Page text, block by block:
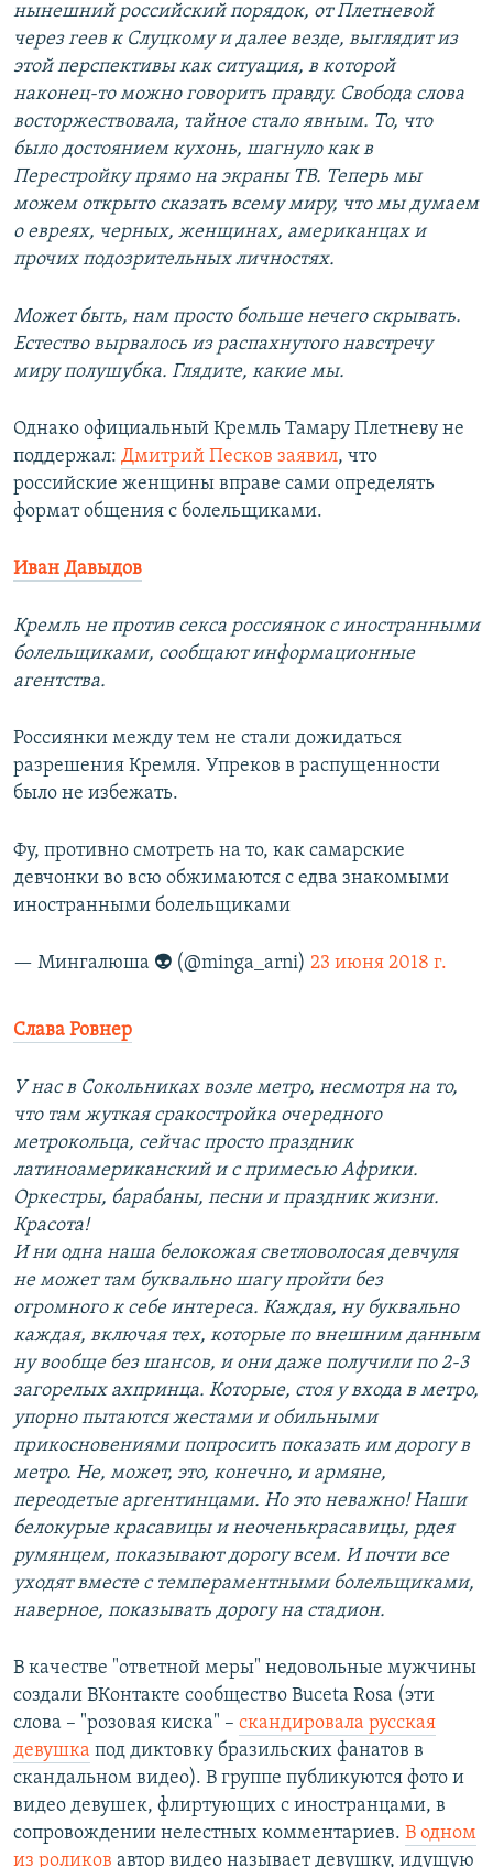
нынешний российский порядок, от Плетневой
через геев к Слуцкому и далее везде, выглядит из
этой перспективы как ситуация, в которой
наконец-то можно говорить правду. Свобода слова
восторжествовала, тайное стало явным. То, что
было достоянием кухонь, шагнуло как в
Перестройку прямо на экраны ТВ. Теперь мы
можем открыто сказать всему миру, что мы думаем
о евреях, черных, женщинах, американцах и
прочих подозрительных личностях.
Может быть, нам просто больше нечего скрывать.
Естество вырвалось из распахнутого навстречу
миру полушубка. Глядите, какие мы.
Однако официальный Кремль Тамару Плетневу не
поддержал: Дмитрий Песков заявил, что
российские женщины вправе сами определять
формат общения с болельщиками.
Иван Давыдов
Кремль не против секса россиянок с иностранными
болельщиками, сообщают информационные
агентства.
Россиянки между тем не стали дожидаться
разрешения Кремля. Упреков в распущенности
было не избежать.
Фу, противно смотреть на то, как самарские
девчонки во всю обжимаются с едва знакомыми
иностранными болельщиками
— Мингалюша 👽 (@minga_arni) 23 июня 2018 г.
Слава Ровнер
У нас в Сокольниках возле метро, несмотря на то,
что там жуткая сракостройка очередного
метрокольца, сейчас просто праздник
латиноамериканский и с примесью Африки.
Оркестры, барабаны, песни и праздник жизни.
Красота!
И ни одна наша белокожая светловолосая девчуля
не может там буквально шагу пройти без
огромного к себе интереса. Каждая, ну буквально
каждая, включая тех, которые по внешним данным
ну вообще без шансов, и они даже получили по 2-3
загорелых ахпринца. Которые, стоя у входа в метро,
упорно пытаются жестами и обильными
прикосновениями попросить показать им дорогу в
метро. Не, может, это, конечно, и армяне,
переодетые аргентинцами. Но это неважно! Наши
белокурые красавицы и неоченькрасавицы, рдея
румянцем, показывают дорогу всем. И почти все
уходят вместе с темпераментными болельщиками,
наверное, показывать дорогу на стадион.
В качестве "ответной меры" недовольные мужчины
создали ВКонтакте сообщество Buceta Rosa (эти
слова – "розовая киска" – скандировала русская
девушка под диктовку бразильских фанатов в
скандальном видео). В группе публикуются фото и
видео девушек, флиртующих с иностранцами, в
сопровождении нелестных комментариев. В одном
из роликов автор видео называет девушку, идущую